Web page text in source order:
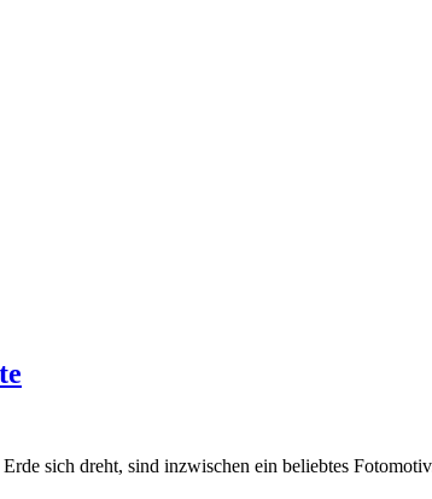
sich dreht, sind inzwischen ein beliebtes